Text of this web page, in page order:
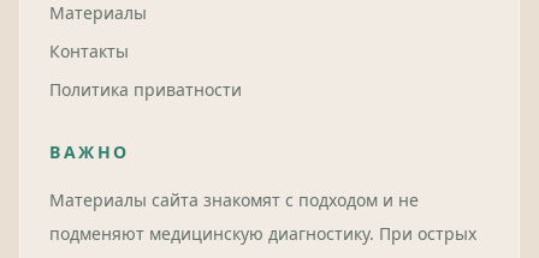
Материалы
Контакты
Политика приватности
ВАЖНО
Материалы сайта знакомят с подходом и не
подменяют медицинскую диагностику. При острых